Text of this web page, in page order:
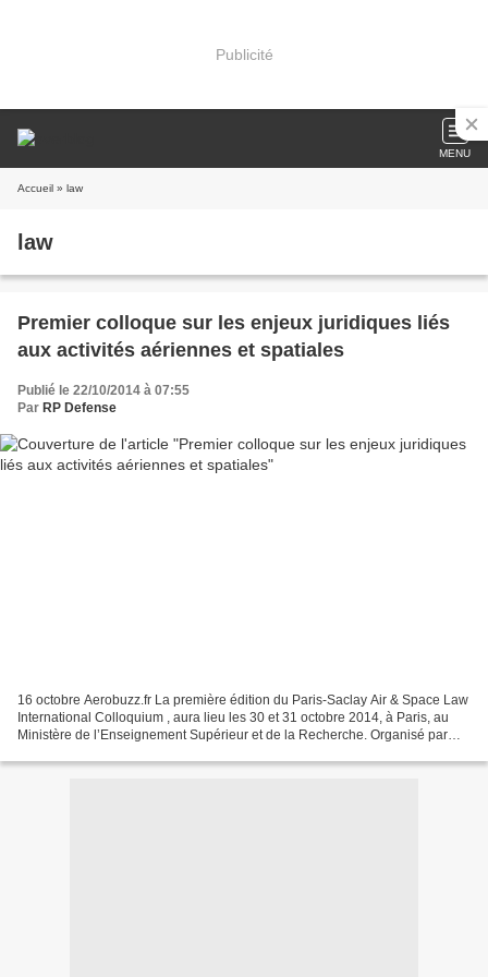
Publicité
MENU
Accueil » law
law
Premier colloque sur les enjeux juridiques liés
aux activités aériennes et spatiales
Publié le 22/10/2014 à 07:55
Par RP Defense
16 octobre Aerobuzz.fr La première édition du Paris-Saclay Air & Space Law
International Colloquium , aura lieu les 30 et 31 octobre 2014, à Paris, au
Ministère de l’Enseignement Supérieur et de la Recherche. Organisé par